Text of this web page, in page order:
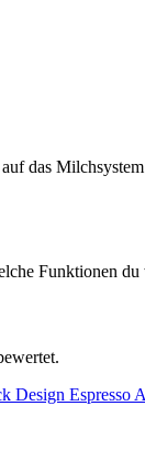
das
Funktionen
Design Espresso